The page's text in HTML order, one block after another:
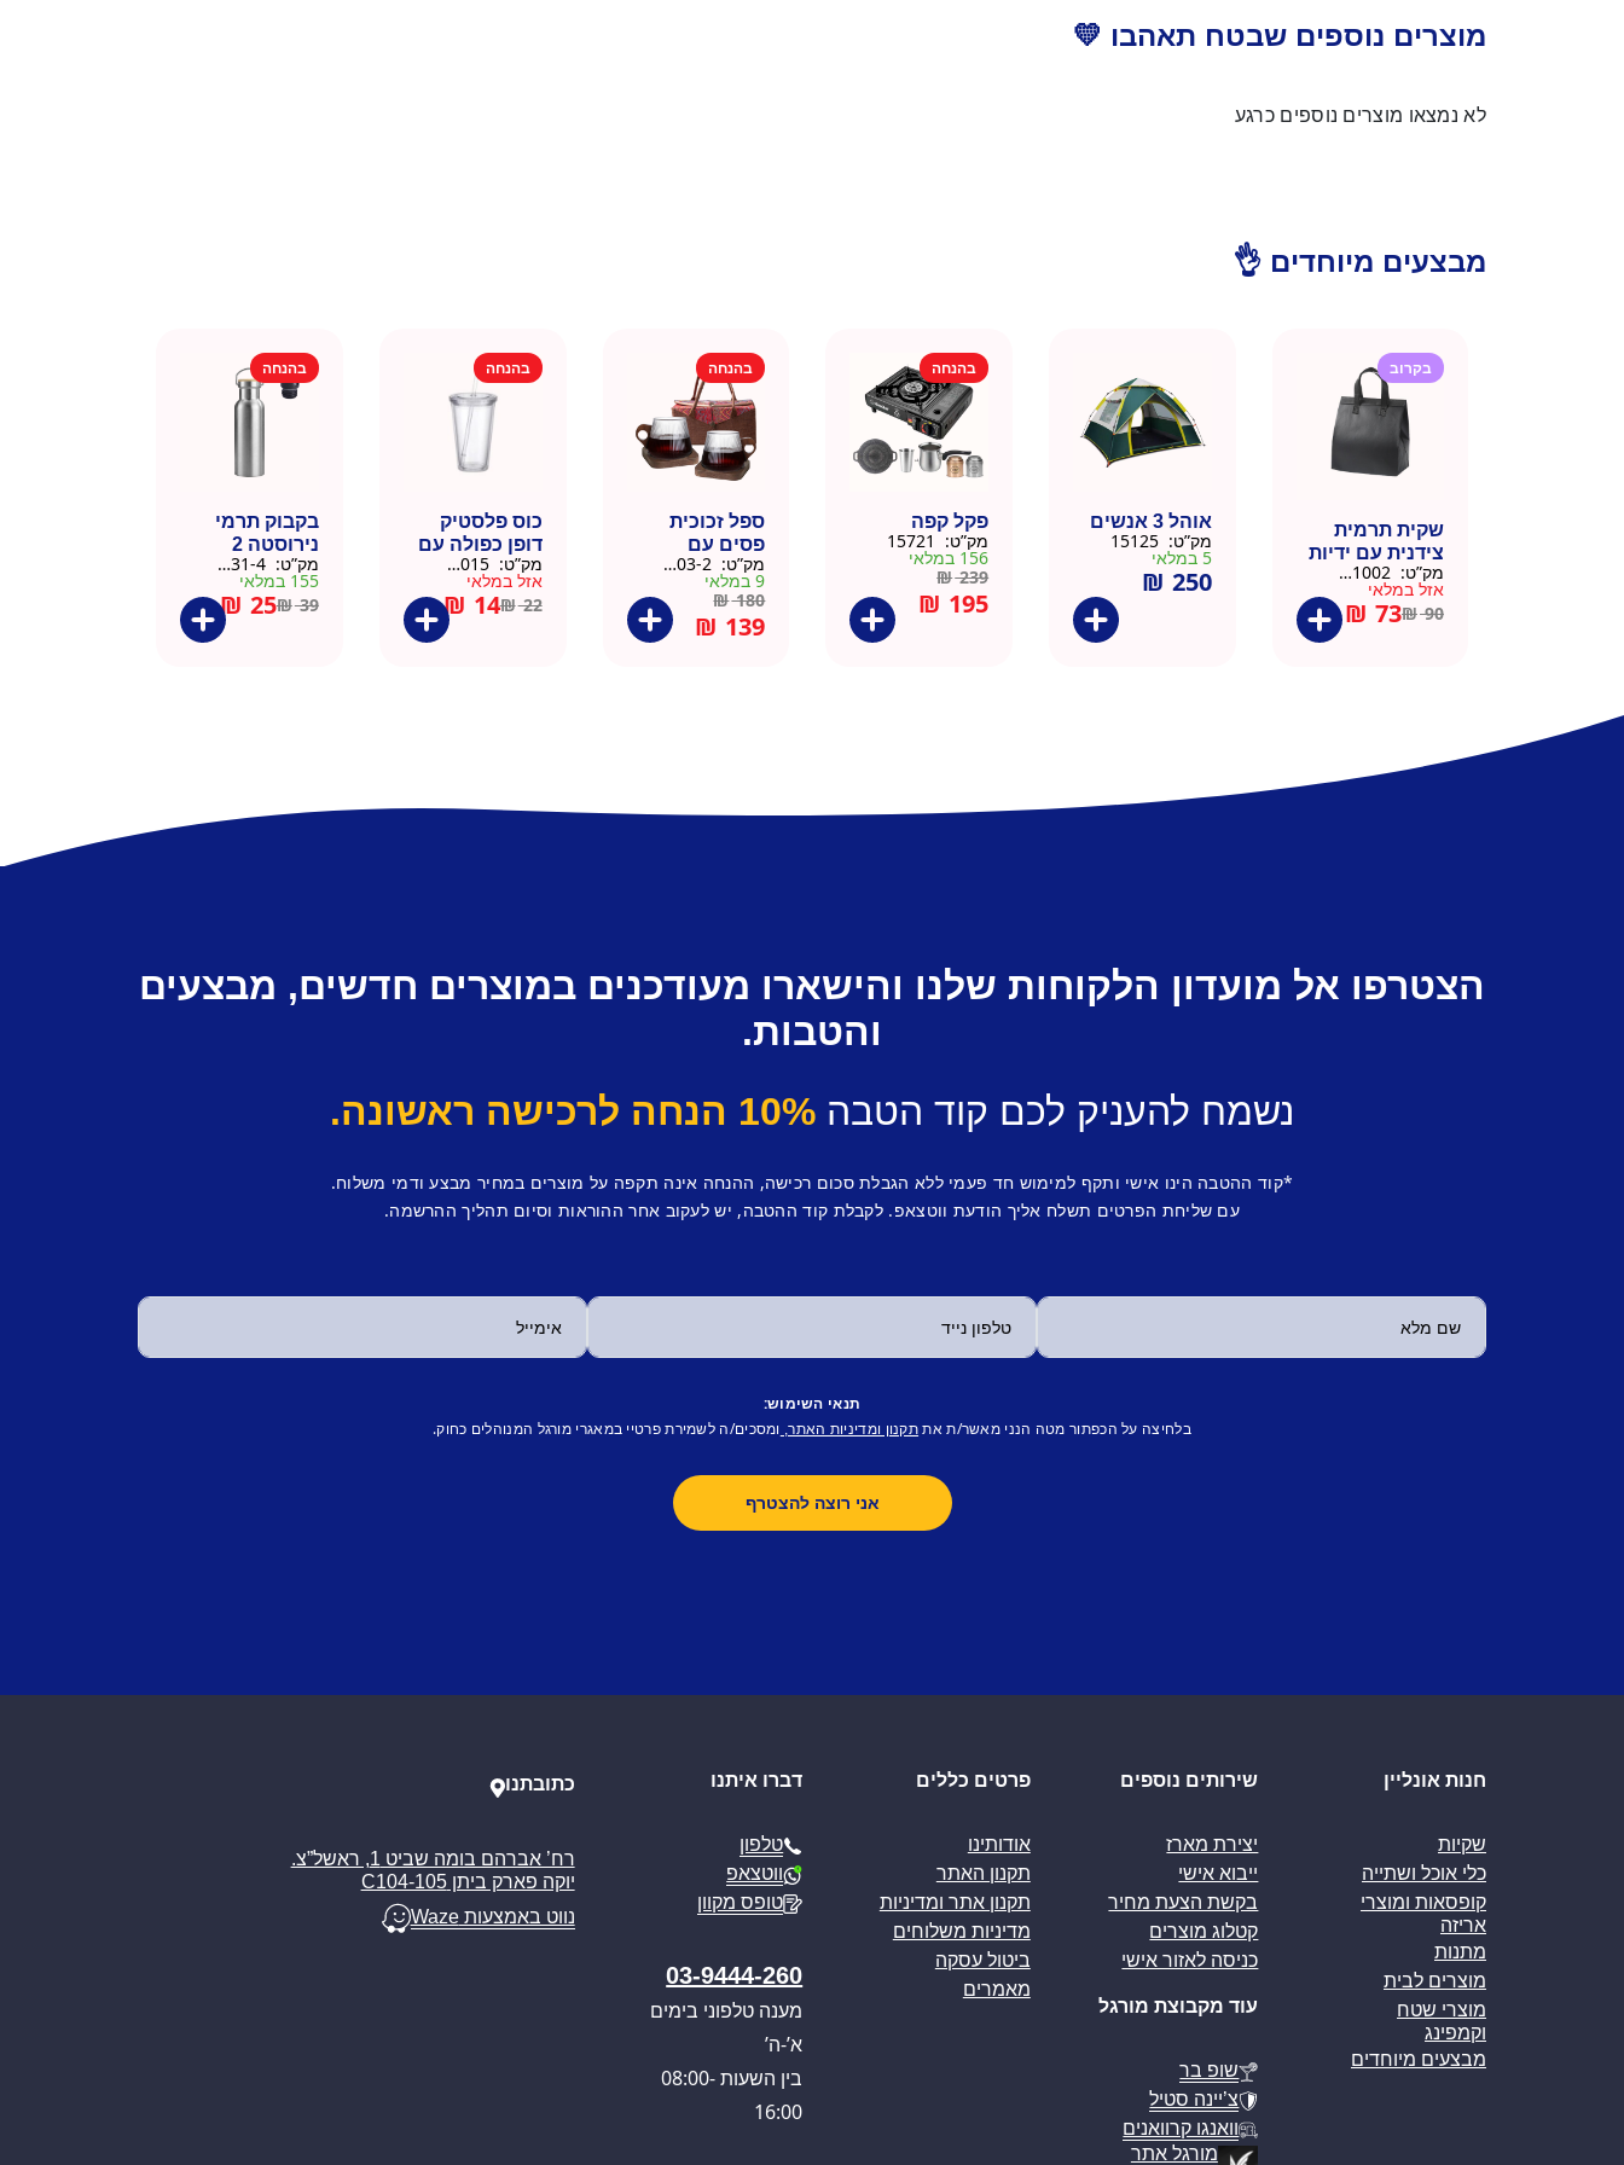
מוצרים נוספים שבטח תאהבו 💛
לא נמצאו מוצרים נוספים כרגע
מבצעים מיוחדים 👌
בקרוב
שקית תרמית
צידנית עם ידיות
– 50 יח 26/26
שחור
מק”ט:
אזל במלאי
₪90
₪ 73
אוהל 3 אנשים
מק”ט:
5 במלאי
₪ 250
בהנחה
פקל קפה
מק”ט:
156 במלאי
₪239
₪ 195
בהנחה
ספל זכוכית
פסים עם
תחתית וידית עץ
– מארז 2 יח
מק”ט:
9 במלאי
₪180
₪ 139
בהנחה
כוס פלסטיק
דופן כפולה עם
קשית
מק”ט: 9911015
אזל במלאי
₪22
₪ 14
בהנחה
בקבוק תרמי
נירוסטה 2
פקקים 500 מל
– כסוף קלאסי
מק”ט: 9901031-4
155 במלאי
₪39
₪ 25
הצטרפו אל מועדון הלקוחות שלנו והישארו מעודכנים במוצרים חדשים, מבצעים
והטבות.
נשמח להעניק לכם קוד הטבה 10% הנחה לרכישה ראשונה.
*קוד ההטבה הינו אישי ותקף למימוש חד פעמי ללא הגבלת סכום רכישה, ההנחה אינה תקפה על מוצרים במחיר מבצע ודמי משלוח.
עם שליחת הפרטים תשלח אליך הודעת ווטצאפ. לקבלת קוד ההטבה, יש לעקוב אחר ההוראות וסיום תהליך ההרשמה.
תנאי השימוש:
בלחיצה על הכפתור מטה הנני מאשר/ת את תקנון ומדיניות האתר, ומסכים/ה לשמירת פרטיי במאגרי מורגל המנוהלים כחוק.
חנות אונליין
שקיות
כלי אוכל ושתייה
קופסאות ומוצרי
אריזה
מתנות
מוצרים לבית
מוצרי שטח
וקמפינג
מבצעים מיוחדים
שירותים נוספים
יצירת מארז
ייבוא אישי
בקשת הצעת מחיר
קטלוג מוצרים
כניסה לאזור אישי
עוד מקבוצת מורגל
שופ בר
צ’יינה סטיל
וואנגו קרוואנים
מורגל אתר
פרטים כללים
אודותינו
תקנון האתר
תקנון אתר ומדיניות
מדיניות משלוחים
ביטול עסקה
מאמרים
דברו איתנו
טלפון
ווטצאפ
טופס מקוון
03-9444-260
מענה טלפוני בימים
א’-ה’
בין השעות 08:00-
16:00
כתובתנו
רח’ אברהם בומה שביט 1, ראשל”צ.
יוקה פארק ביתן C104-105
נווט באמצעות Waze